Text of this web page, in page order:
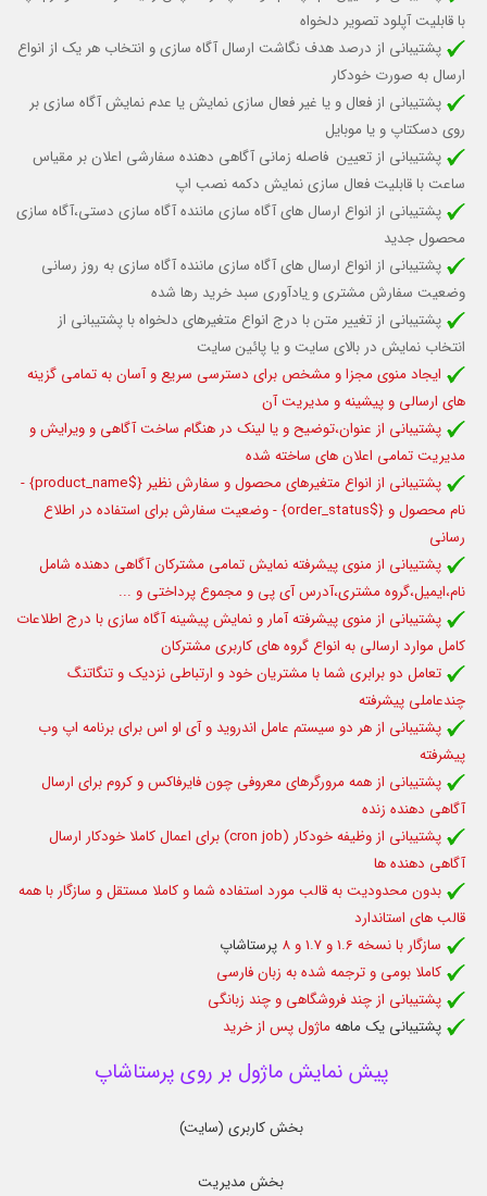
با قابلیت آپلود تصویر دلخواه
پشتیبانی از درصد هدف نگاشت ارسال آگاه سازی و انتخاب هر یک از انواع
ارسال به صورت خودکار
پشتیبانی از فعال و یا غیر فعال سازی نمایش یا عدم نمایش آگاه سازی بر
روی دسکتاپ و یا موبایل
پشتیبانی از تعیین فاصله زمانی آگاهی دهنده سفارشی اعلان بر مقیاس
ساعت با قابلیت فعال سازی نمایش دکمه نصب اپ
پشتیبانی از انواع ارسال های آگاه سازی ماننده آگاه سازی دستی،آگاه سازی
محصول جدید
پشتیبانی از انواع ارسال های آگاه سازی ماننده آگاه سازی به روز رسانی
وضعیت سفارش مشتری و ِیادآوری سبد خرید رها شده
پشتیبانی از تغییر متن با درج انواع متغیرهای دلخواه با پشتیبانی از
انتخاب نمایش در بالای سایت و یا پائین سایت
ایجاد منوی مجزا و مشخص برای دسترسی سریع و آسان به تمامی گزینه
های ارسالی و پیشینه و مدیریت آن
پشتیبانی از عنوان،توضیح و یا لینک در هنگام ساخت آگاهی و ویرایش و
مدیریت تمامی اعلان های ساخته شده
پشتیبانی از انواع متغیرهای محصول و سفارش نظیر{$product_name}
-
نام محصول و {$order_status}
- وضعیت سفارش برای استفاده در اطلاع
رسانی
پشتیبانی از منوی پیشرفته نمایش تمامی مشترکان آگاهی دهنده شامل
نام،ایمیل،گروه مشتری،آدرس آی پی و مجموع پرداختی و ...
پشتیبانی از منوی پیشرفته آمار و نمایش پیشینه آگاه سازی با درج اطلاعات
کامل موارد ارسالی به انواع گروه های کاربری مشترکان
تعامل دو برابری شما با مشتریان خود و ارتباطی نزدیک و تنگاتنگ
چندعاملی پیشرفته
پشتیبانی از هر دو سیستم عامل اندروید و آی او اس برای برنامه اپ وب
پیشرفته
پشتیبانی از همه مرورگرهای معروفی چون فایرفاکس و کروم برای ارسال
آگاهی دهنده زنده
پشتیبانی از وظیفه خودکار (cron job) برای اعمال کاملا خودکار ارسال
آگاهی دهنده ها
بدون محدودیت به قالب مورد استفاده شما و کاملا مستقل و سازگار با همه
قالب های استاندارد
سازگار با نسخه 1.6 و 1.7 و 8
پرستاشاپ
کاملا بومی و ترجمه شده به زبان فارسی
پشتیبانی از چند فروشگاهی و چند زبانگی
پشتیبانی یک ماههماژول پس از خرید
پیش نمایش ماژول بر روی پرستاشاپ
بخش کاربری (سایت)
بخش مدیریت